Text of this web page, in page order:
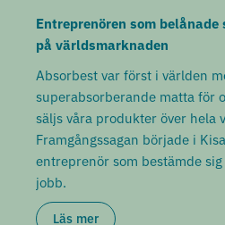
Entreprenören som
på världsmarknaden
Absorbest var först i världen
superabsorberande matta för
säljs våra produkter över hela
Framgångssagan började i
entreprenör som bestämde
jobb.
Läs mer